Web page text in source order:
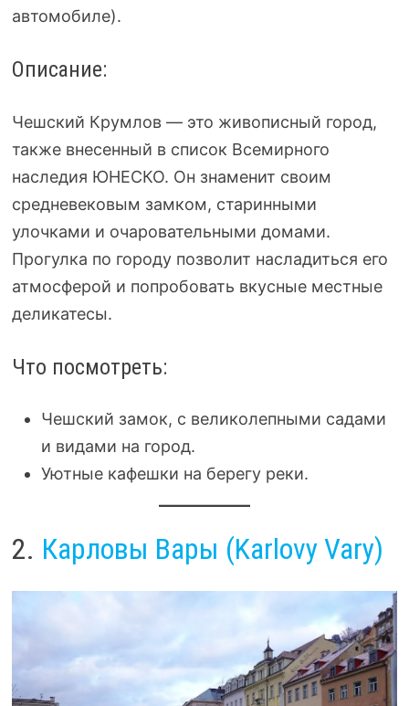
автомобиле).
Описание:
Чешский Крумлов — это живописный город,
также внесенный в список Всемирного
наследия ЮНЕСКО. Он знаменит своим
средневековым замком, старинными
улочками и очаровательными домами.
Прогулка по городу позволит насладиться его
атмосферой и попробовать вкусные местные
деликатесы.
Что посмотреть:
Чешский замок, с великолепными садами
и видами на город.
Уютные кафешки на берегу реки.
2. Карловы Вары (Karlovy Vary)